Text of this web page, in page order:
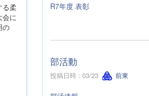
る柔
に
の
R7年度 表彰
部活動
投稿日時 : 03/23 前東